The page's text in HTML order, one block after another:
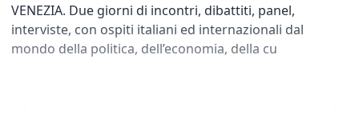
VENEZIA. Due giorni di incontri, dibattiti, panel,
interviste, con ospiti italiani ed internazionali dal
mondo della politica, dell’economia, della cu